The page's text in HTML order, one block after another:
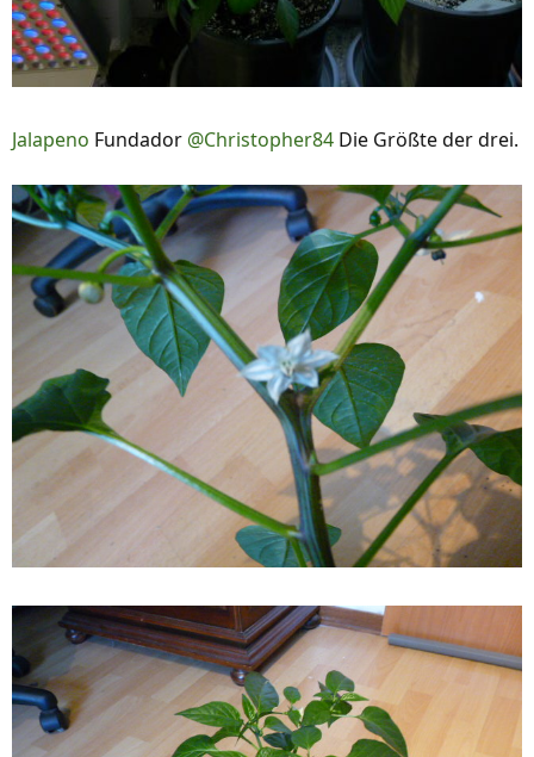
Jalapeno Fundador @Christopher84 Die Größte der drei.